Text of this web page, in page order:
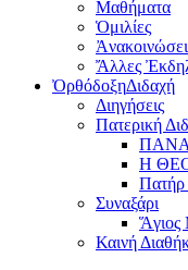
Μαθήματα
Ὁμιλίες
Ἄλλες
ὈρθόδοξηΔιδαχή
Διηγήσεις
Πατερική
Η
Πατήρ
Συναξάρι
Ἅγιος
Καινή